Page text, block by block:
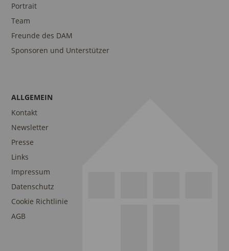
Portrait
Team
Freunde des DAM
Sponsoren und Unterstützer
ALLGEMEIN
Kontakt
Newsletter
Presse
Links
Impressum
Datenschutz
Cookie Richtlinie
AGB